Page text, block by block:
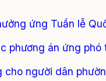
ứng Tuần lễ
phương án ứng phó
cho người dân